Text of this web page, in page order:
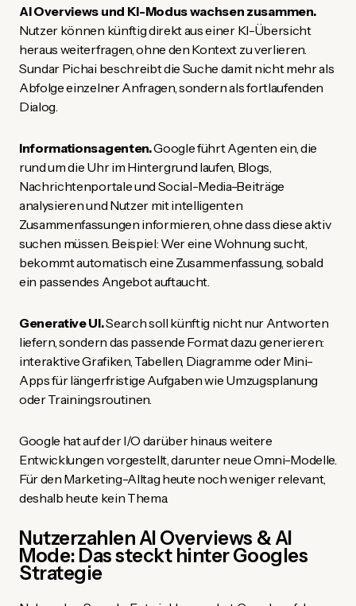
AI Overviews und KI-Modus wachsen zusammen.
Nutzer können künftig direkt aus einer KI-Übersicht
heraus weiterfragen, ohne den Kontext zu verlieren.
Sundar Pichai beschreibt die Suche damit nicht mehr als
Abfolge einzelner Anfragen, sondern als fortlaufenden
Dialog.
Informationsagenten.Google führt Agenten ein, die
rund um die Uhr im Hintergrund laufen, Blogs,
Nachrichtenportale und Social-Media-Beiträge
analysieren und Nutzer mit intelligenten
Zusammenfassungen informieren, ohne dass diese aktiv
suchen müssen. Beispiel: Wer eine Wohnung sucht,
bekommt automatisch eine Zusammenfassung, sobald
ein passendes Angebot auftaucht.
Generative UI.Search soll künftig nicht nur Antworten
liefern, sondern das passende Format dazu generieren:
interaktive Grafiken, Tabellen, Diagramme oder Mini-
Apps für längerfristige Aufgaben wie Umzugsplanung
oder Trainingsroutinen.
Google hat auf der I/O darüber hinaus weitere
Entwicklungen vorgestellt, darunter neue Omni-Modelle.
Für den Marketing-Alltag heute noch weniger relevant,
deshalb heute kein Thema.
Nutzerzahlen AI Overviews & AI
Mode: Das steckt hinter Googles
Strategie